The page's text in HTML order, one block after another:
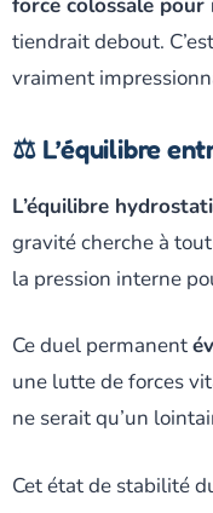
tiendrait debout.
vraiment
⚖️ L’équilibre
L’équilibre
gravité cherche à
la pression interne
Ce duel permanent
une lutte de forces
ne serait qu’un
Cet état de stabilité